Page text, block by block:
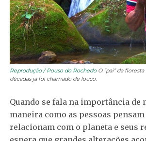
Reprodução / Pouso do RochedoO “pai” da
décadas já foi chamado de louco.
Quando se fala na importância de
maneira como as pessoas pensam
relacionam com o planeta e seus